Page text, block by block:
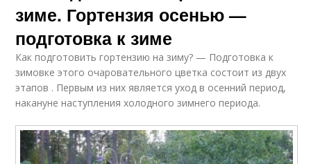
зиме. Гортензия осенью —
подготовка к зиме
Как подготовить гортензию на зиму? — Подготовка к
зимовке этого очаровательного цветка состоит из двух
этапов . Первым из них является уход в осенний период,
накануне наступления холодного зимнего периода.